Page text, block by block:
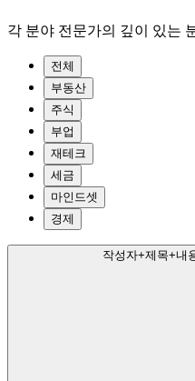
각 분야 전문가의 깊이 있는
전체
부동산
주식
부업
재테크
세금
마인드셋
경제
작성자+제목+내